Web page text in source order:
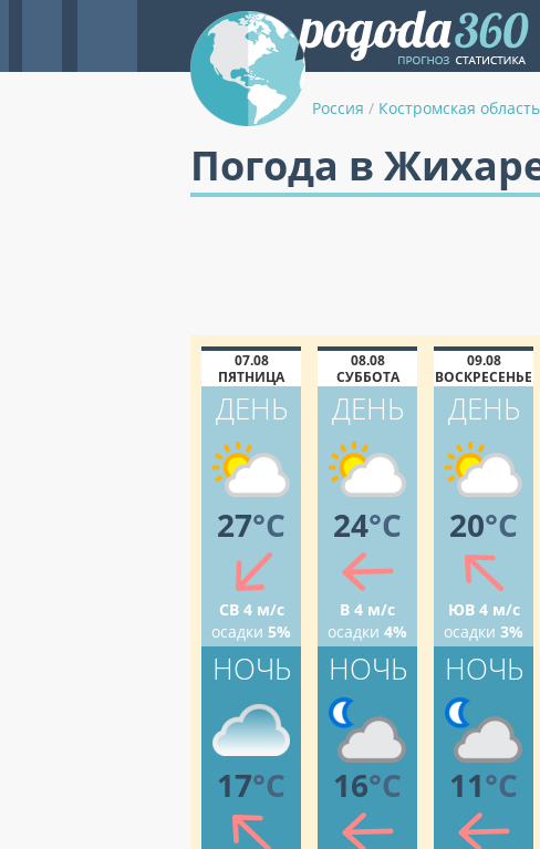
Россия / Костромская область
Погода в
07.08
ПЯТНИЦА
ДЕНЬ
27°C
СВ 4 м/с
осадки 5%
НОЧЬ
17°C
08.08
СУББОТА
ДЕНЬ
24°C
В 4 м/с
осадки 4%
НОЧЬ
16°C
09.08
ВОСКРЕСЕНЬЕ
ДЕНЬ
20°C
ЮВ 4 м/с
осадки 3%
НОЧЬ
11°C